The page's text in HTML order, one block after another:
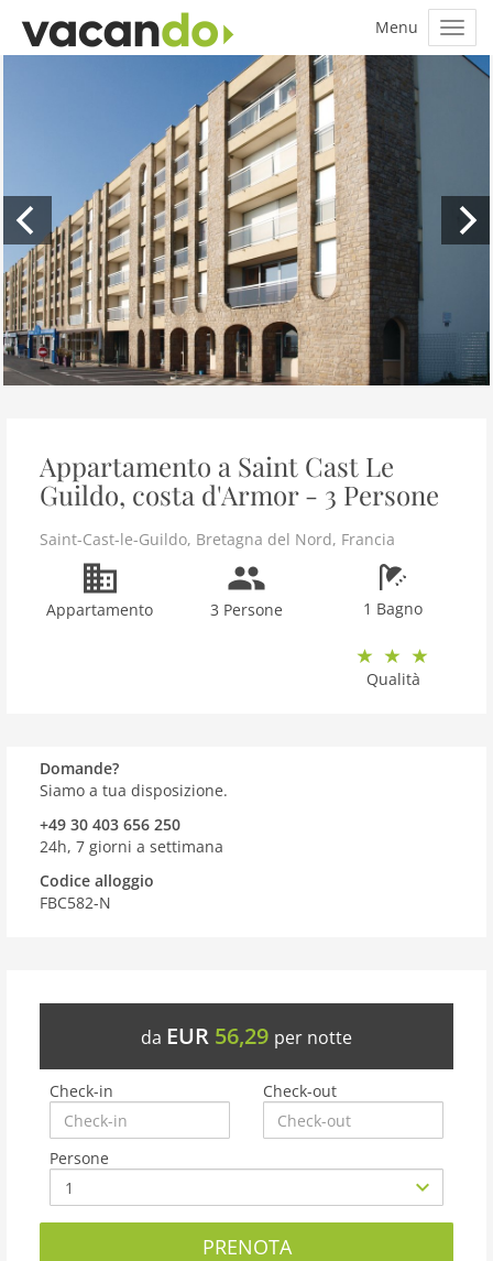
Appartamento a Saint Cast Le
Guildo, costa d'Armor - 3 Persone
Saint-Cast-le-Guildo, Bretagna del Nord, Francia
Appartamento 3 Persone 1 Bagno
Qualità
Domande?
Siamo a tua disposizione.
+49 30 403 656 250
24h, 7 giorni a settimana
Codice alloggio
FBC582-N
da EUR 56,29 per notte
Check-in Check-out
Persone
PRENOTA